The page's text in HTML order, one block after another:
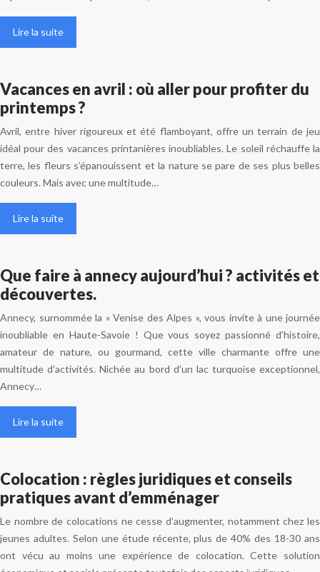
Lire la suite
Vacances en avril : où aller pour profiter du
printemps ?
Avril, entre hiver rigoureux et été flamboyant, offre un terrain de jeu
idéal pour des vacances printanières inoubliables. Le soleil réchauffe la
terre, les fleurs s’épanouissent et la nature se pare de ses plus belles
couleurs. Mais avec une multitude…
Lire la suite
Que faire à annecy aujourd’hui ? activités et
découvertes.
Annecy, surnommée la « Venise des Alpes », vous invite à une journée
inoubliable en Haute-Savoie ! Que vous soyez passionné d’histoire,
amateur de nature, ou gourmand, cette ville charmante offre une
multitude d’activités. Nichée au bord d’un lac turquoise exceptionnel,
Annecy…
Lire la suite
Colocation : règles juridiques et conseils
pratiques avant d’emménager
Le nombre de colocations ne cesse d’augmenter, notamment chez les
jeunes adultes. Selon une étude récente, plus de 40% des 18-30 ans
ont vécu au moins une expérience de colocation. Cette solution